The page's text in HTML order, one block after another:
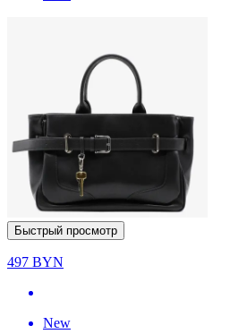
Быстрый просмотр
497 BYN
New